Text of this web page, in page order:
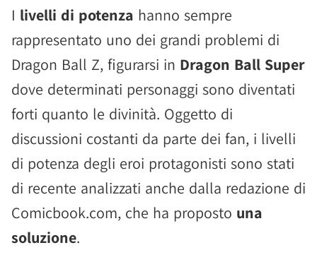
I livelli di potenza hanno sempre
rappresentato uno dei grandi problemi di
Dragon Ball Z, figurarsi in Dragon Ball Super
dove determinati personaggi sono diventati
forti quanto le divinità. Oggetto di
discussioni costanti da parte dei fan, i livelli
di potenza degli eroi protagonisti sono stati
di recente analizzati anche dalla redazione di
Comicbook.com, che ha proposto una
soluzione.